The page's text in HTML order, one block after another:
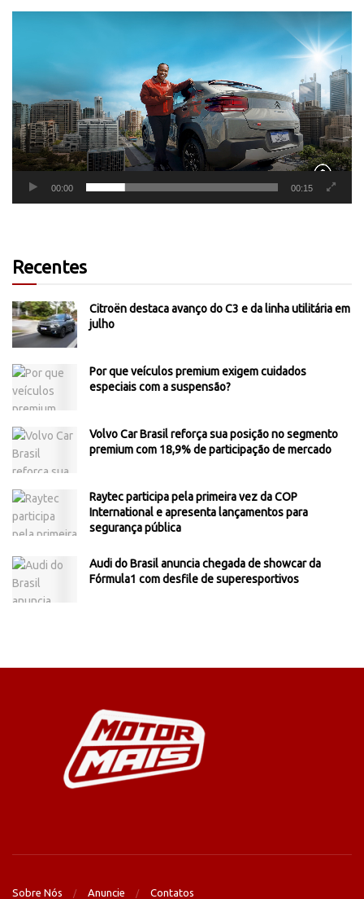
00:00 00:15
Recentes
Citroën destaca avanço do C3 e da linha utilitária em
julho
Por que veículos premium exigem cuidados
especiais com a suspensão?
Volvo Car Brasil reforça sua posição no segmento
premium com 18,9% de participação de mercado
Raytec participa pela primeira vez da COP
International e apresenta lançamentos para
segurança pública
Audi do Brasil anuncia chegada de showcar da
Fórmula1 com desfile de superesportivos
Sobre Nós Anuncie Contatos